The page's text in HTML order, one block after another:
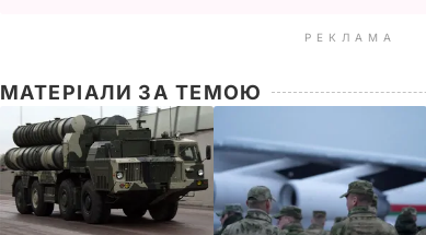
РЕКЛАМА
МАТЕРІАЛИ ЗА ТЕМОЮ